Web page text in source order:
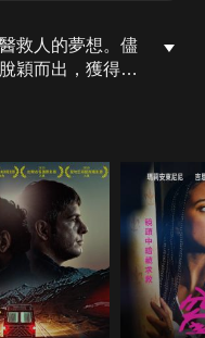
救人的夢想。儘
穎而出，獲得前
在遇難地點。在
，美莉必須在
之間做出抉擇。